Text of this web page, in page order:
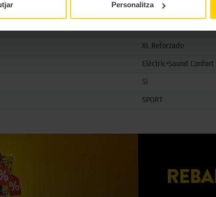
Personalitza
XL Reforzado
Elèctric+Sound Confort
Si
SPORT